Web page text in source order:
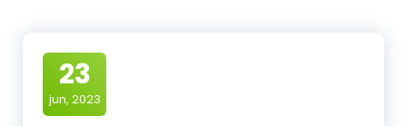
23
jun, 2023